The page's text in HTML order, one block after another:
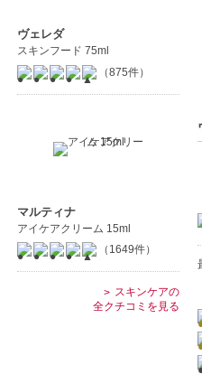
ヴェレダ
スキンフード 75ml
（875件）
マルティナ
アイケアクリーム 15ml
（1649件）
スキンケアの
全クチコミを見る